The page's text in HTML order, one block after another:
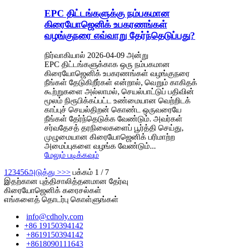
EPC திட்டங்களுக்கு நம்பகமான
கிரையோஜெனிக் உபகரணங்கள்
வழங்குநரை எவ்வாறு தேர்ந்தெடுப்பது?
நிர்வாகியால் 2026-04-09 அன்று
EPC திட்டங்களுக்காக ஒரு நம்பகமான
கிரையோஜெனிக் உபகரணங்கள் வழங்குநரை
நீங்கள் தேடுகிறீர்கள் என்றால், வெறும் காகிதக்
கூற்றுகளை அல்லாமல், செயல்பாட்டுப் பதிவின்
மூலம் நிரூபிக்கப்பட்ட உண்மையான வெற்றிடக்
காப்புச் செயல்திறன் கொண்ட ஒருவரையே
நீங்கள் தேர்ந்தெடுக்க வேண்டும். அவர்கள்
சர்வதேசத் தரநிலைகளைப் பூர்த்தி செய்து,
முழுமையான கிரையோஜெனிக் பரிமாற்ற
அமைப்புகளை வழங்க வேண்டும்...
மேலும் படிக்கவும்
1 23456அடுத்து >>> பக்கம் 1 / 7
இதற்கான புத்திசாலித்தனமான தேர்வு
கிரையோஜெனிக் கரைசல்கள்
எங்களைத் தொடர்பு கொள்ளுங்கள்
info@cdholy.com
+86 19150394142
+8619150394142
+8618090111643